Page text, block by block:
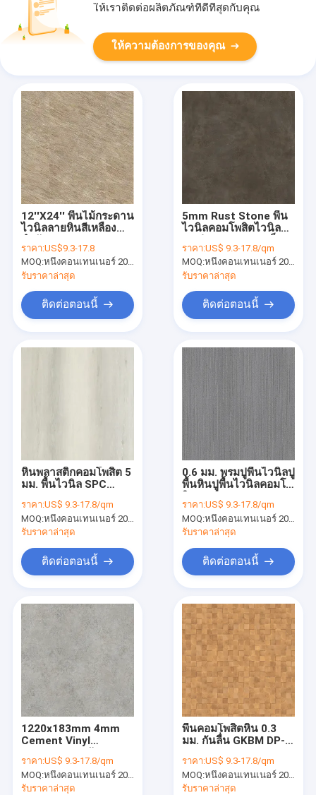
สินค้า
แสดง VR
เกี่ยวกับเรา
ทัวร์โรงงาน
ควบคุมคุณภาพ
ติดต่อเรา
ให้เราติดต่อผลิตภัณฑ์ที่ดีที่สุดกับคุณ
ให้ความต้องการของคุณ
12''X24'' พื้นไม้กระดาน
ไวนิลลายหินสีเหลือง
MJ-S6011
ราคา:US$9.3-17.8
MOQ:หนึ่งคอนเทนเนอร์ 20FT หรือ 2500m2
รับราคาล่าสุด
ติดต่อตอนนี้
5mm Rust Stone พื้น
ไวนิลคอมโพสิตไวนิล
มิตรกับสิ่งแวดล้อม
GKBM DP-S82287
ราคา:US$ 9.3-17.8/qm
MOQ:หนึ่งคอนเทนเนอร์ 20FT หรือ 2500 ตารางเมตร
รับราคาล่าสุด
ติดต่อตอนนี้
หินพลาสติกคอมโพสิต 5
มม. พื้นไวนิล SPC
W82188
ราคา:US$ 9.3-17.8/qm
MOQ:หนึ่งคอนเทนเนอร์ 20FT หรือ 2500 ตารางเมตร
รับราคาล่าสุด
ติดต่อตอนนี้
0.6 มม. พรมปูพื้นไวนิลปู
พื้นหินปูพื้นไวนิลคอมโพ
ราคา:US$ 9.3-17.8/qm
MOQ:หนึ่งคอนเทนเนอร์ 20FT หรือ 2500 ตารางเมตร
รับราคาล่าสุด
ติดต่อตอนนี้
1220x183mm 4mm
Cement Vinyl
GKBM DP-S82233
ราคา:US$ 9.3-17.8/qm
MOQ:หนึ่งคอนเทนเนอร์ 20FT หรือ 2500 ตารางเมตร
รับราคาล่าสุด
พื้นคอมโพสิตหิน 0.3
มม. กันลื่น GKBM DP-
ราคา:US$ 9.3-17.8/qm
MOQ:หนึ่งคอนเทนเนอร์ 20FT หรือ 2500 ตารางเมตร
รับราคาล่าสุด